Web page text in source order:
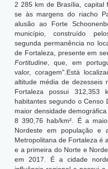
2 285 km de Brasília, capital
se às margens do riacho
alusão ao Forte
município, construído
segunda permanência no
de Fortaleza, presente em
Fortitudine , que, em
valor, coragem".Está
altitude média de dezesseis
Fortaleza possui
habitantes segundo o Censo
maior densidade
8 390,76 hab/km².
É a
Nordeste em população e
Metropolitana de Fortaleza é
e a primeira do Norte e
em 2017. É a cidade